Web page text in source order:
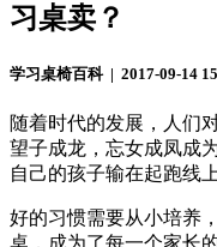
习桌卖？
学习桌椅百科 | 2017-09-14
随着时代的发展，人们
望子成龙，忘女成凤成
自己的孩子输在起跑线上
好的习惯需要从小培养